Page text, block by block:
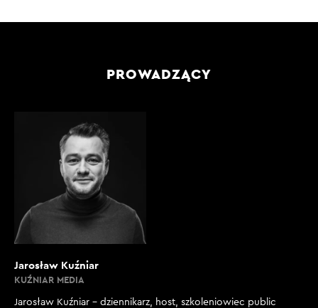
PROWADZĄCY
Jarosław Kuźniar
KUŹNIAR MEDIA
Jarosław Kuźniar – dziennikarz, host, szkoleniowiec public